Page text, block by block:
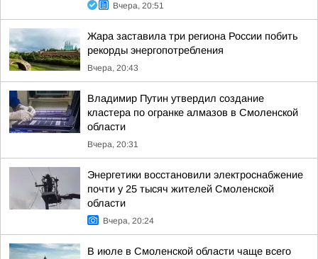
Вчера, 20:51
Жара заставила три региона России побить
рекорды энергопотребления
Вчера, 20:43
Владимир Путин утвердил создание
кластера по огранке алмазов в Смоленской
области
Вчера, 20:31
Энергетики восстановили электроснабжение
почти у 25 тысяч жителей Смоленской
области
Вчера, 20:24
В июле в Смоленской области чаще всего